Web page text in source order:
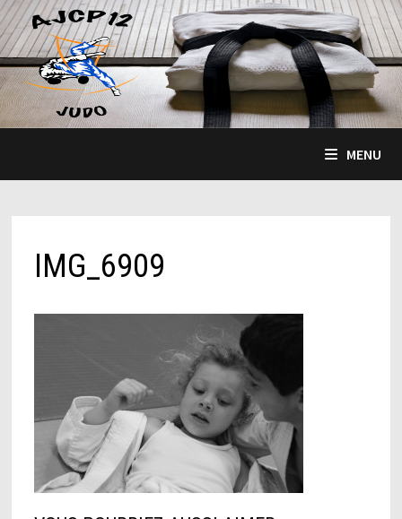
Passer
au
contenu
MENU
IMG_6909